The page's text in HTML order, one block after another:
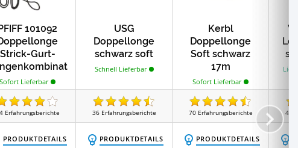
101092
Strick-Gurt-
ion
Sofort Lieferbar
USG
Doppellonge
schwarz soft
Schnell Lieferbar
Kerbl
Doppellonge
Soft schwarz
17m
Sofort Lieferbar
Erfahrungsberichte 36 Erfahrungsberichte 70 Erfahrungsberichte 43
PRODUKTDETAILS PRODUKTDETAILS PRODUKTDETAILS